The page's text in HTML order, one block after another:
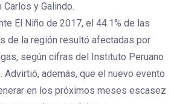
y Galindo.
El Niño de 2017, el 44.1% de las
de la región resultó afectadas por
según cifras del Instituto Peruano
Advirtió, además, que el nuevo evento
en los próximos meses escasez